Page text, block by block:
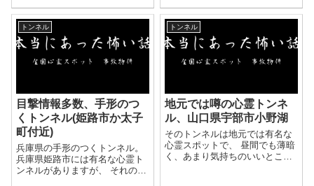
ブに行ったのですが、 家を出た
のがお昼すぎでした岐阜県の伊
勢ヶ見トンネルを通過した時の
不思...
と遊んでいましたが、 当時私の
家があるところに...
トンネル
目撃情報多数、手形のつ
くトンネル(姫路市か太子
町付近)
兵庫県の手形のつくトンネル。
兵庫県姫路市には有名な心霊ト
ンネルがありますが、 それのす
トンネル
地元では噂の心霊トンネ
ル、山口県宇部市小野湖
そのトンネルは地元では有名な
心霊スポットで、 昼間でも薄暗
く、あまり気持ちのいいところ